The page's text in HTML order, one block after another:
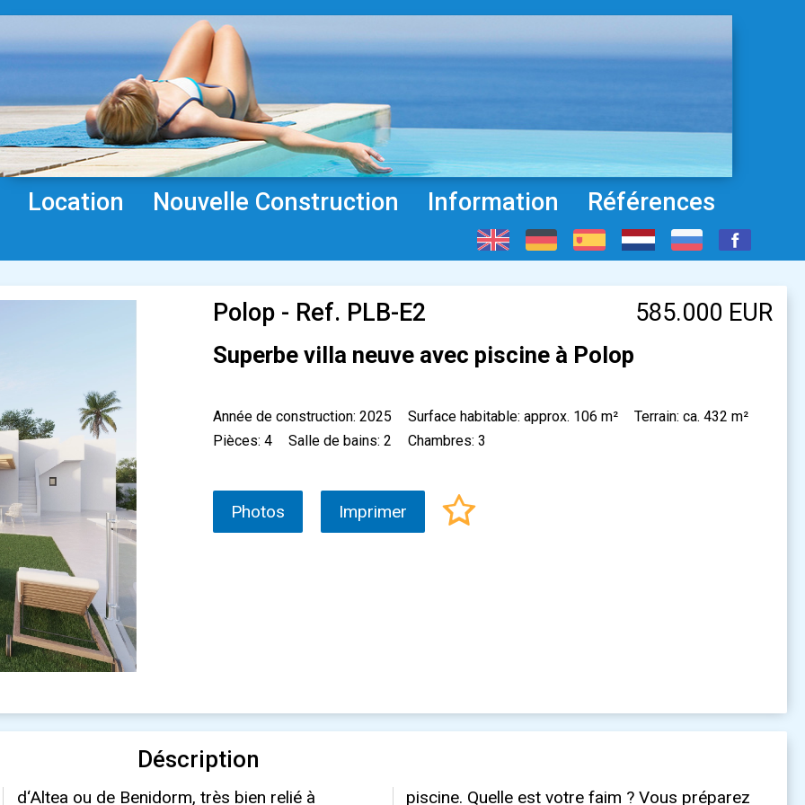
Location Nouvelle Construction Information
Références
Polop - Ref. PLB-E2 585.000 EUR
Superbe villa neuve avec piscine à Polop
Année de construction: 2025 Surface habitable: approx. 106 m²
Terrain: ca. 432 m²
Pièces: 4
Salle de bains: 2 Chambres: 3
Photos Imprimer
Déscription